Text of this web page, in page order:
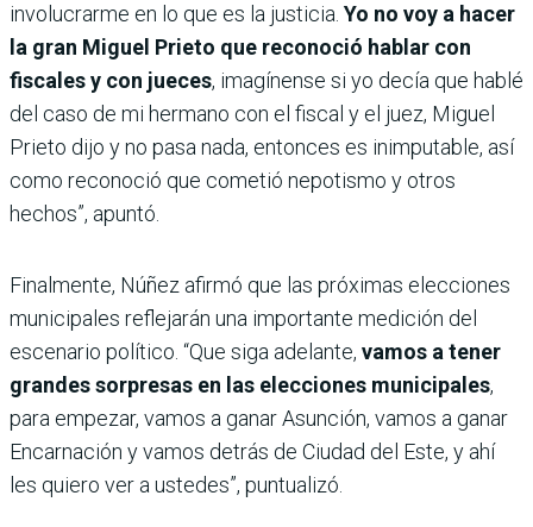
involucrarme en lo que es la justicia. Yo no voy a hacer
la gran Miguel Prieto que reconoció hablar con
fiscales y con jueces, imagínense si yo decía que hablé
del caso de mi hermano con el fiscal y el juez, Miguel
Prieto dijo y no pasa nada, entonces es inimputable, así
como reconoció que cometió nepotismo y otros
hechos”, apuntó.
Finalmente, Núñez afirmó que las próximas elecciones
municipales reflejarán una importante medición del
escenario político. “Que siga adelante, vamos a tener
grandes sorpresas en las elecciones municipales,
para empezar, vamos a ganar Asunción, vamos a ganar
Encarnación y vamos detrás de Ciudad del Este, y ahí
les quiero ver a ustedes”, puntualizó.